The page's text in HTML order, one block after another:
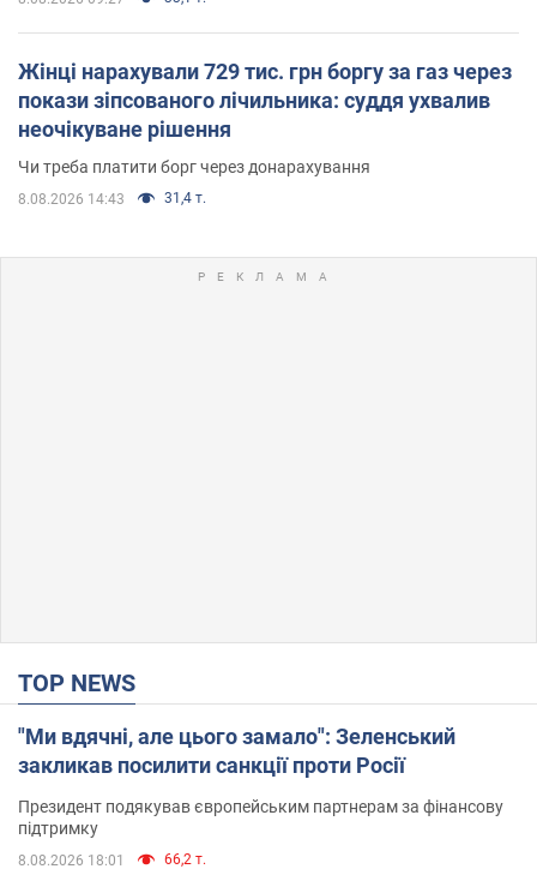
Жінці нарахували 729 тис. грн боргу за газ через
покази зіпсованого лічильника: суддя ухвалив
неочікуване рішення
Чи треба платити борг через донарахування
8.08.2026 14:43 31,4 т.
TOP NEWS
"Ми вдячні, але цього замало": Зеленський
закликав посилити санкції проти Росії
Президент подякував європейським партнерам за фінансову
підтримку
8.08.2026 18:01 66,2 т.